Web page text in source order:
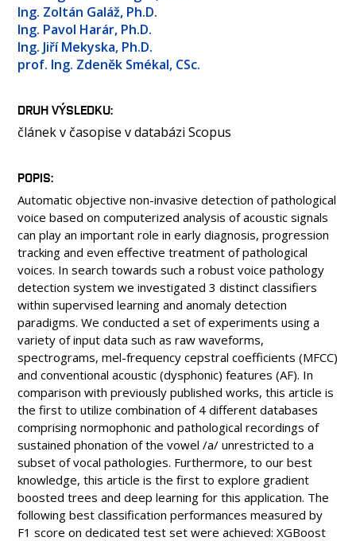
OSOBY
LABORATOŘE
MEDIA
Ing. Zoltán Galáž, Ph.D.
Ing. Pavol Harár, Ph.D.
Ing. Jiří Mekyska, Ph.D.
prof. Ing. Zdeněk Smékal, CSc.
DRUH VÝSLEDKU
článek v časopise v databázi Scopus
POPIS
Automatic objective non-invasive detection of pathological
voice based on computerized analysis of acoustic signals
can play an important role in early diagnosis, progression
tracking and even effective treatment of pathological
voices. In search towards such a robust voice pathology
detection system we investigated 3 distinct classifiers
within supervised learning and anomaly detection
paradigms. We conducted a set of experiments using a
variety of input data such as raw waveforms,
spectrograms, mel-frequency cepstral coefficients (MFCC)
and conventional acoustic (dysphonic) features (AF). In
comparison with previously published works, this article is
the first to utilize combination of 4 different databases
comprising normophonic and pathological recordings of
sustained phonation of the vowel /a/ unrestricted to a
subset of vocal pathologies. Furthermore, to our best
knowledge, this article is the first to explore gradient
boosted trees and deep learning for this application. The
following best classification performances measured by
F1 score on dedicated test set were achieved: XGBoost